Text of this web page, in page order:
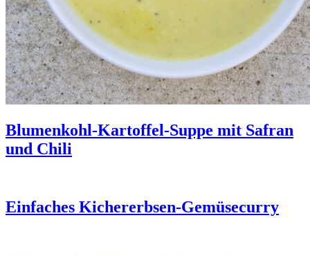
Blumenkohl-Kartoffel-Suppe mit Safran
und Chili
Einfaches Kichererbsen-Gemüsecurry